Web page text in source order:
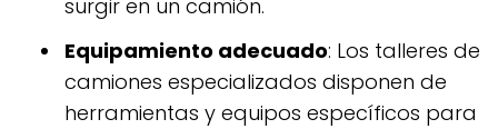
surgir en un camión.
Equipamiento adecuado: Los talleres de
camiones especializados disponen de
herramientas y equipos específicos para